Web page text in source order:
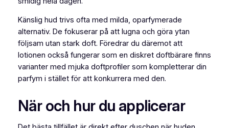
Känslig hud trivs ofta med milda, oparfymerade
alternativ. De fokuserar på att lugna och göra ytan
följsam utan stark doft. Föredrar du däremot att
lotionen också fungerar som en diskret doftbärare finns
varianter med mjuka doftprofiler som kompletterar din
parfym i stället för att konkurrera med den.
När och hur du applicerar